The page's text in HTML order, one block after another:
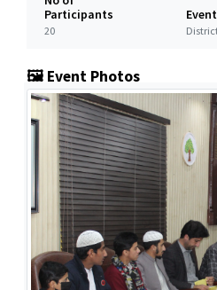
Participants
20
🖼️ Event Photos